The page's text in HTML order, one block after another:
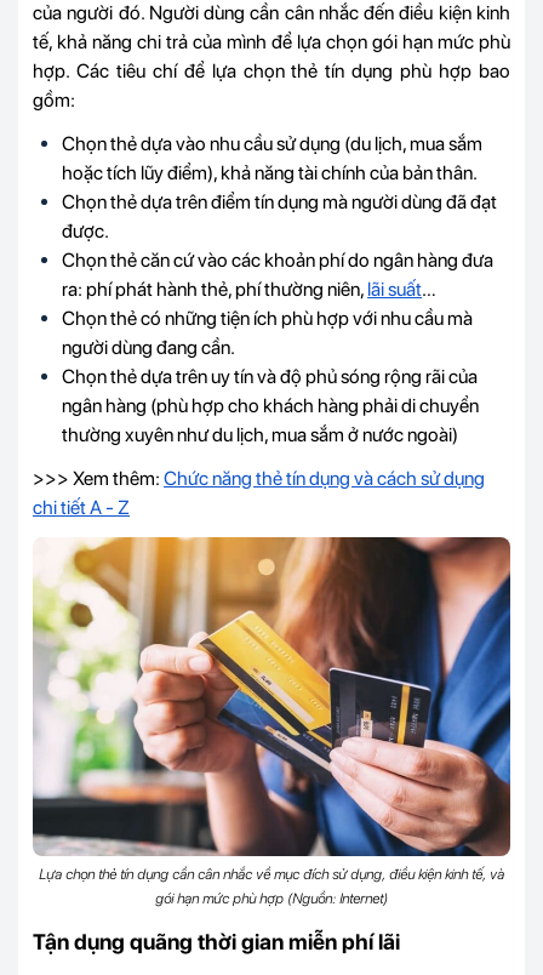
của người đó. Người dùng cần cân nhắc đến điều kiện kinh
tế, khả năng chi trả của mình để lựa chọn gói hạn mức phù
hợp. Các tiêu chí để lựa chọn thẻ tín dụng phù hợp bao
gồm:
Chọn thẻ dựa vào nhu cầu sử dụng (du lịch, mua sắm
hoặc tích lũy điểm), khả năng tài chính của bản thân.
Chọn thẻ dựa trên điểm tín dụng mà người dùng đã đạt
được.
Chọn thẻ căn cứ vào các khoản phí do ngân hàng đưa
ra: phí phát hành thẻ, phí thường niên, lãi suất…
Chọn thẻ có những tiện ích phù hợp với nhu cầu mà
người dùng đang cần.
Chọn thẻ dựa trên uy tín và độ phủ sóng rộng rãi của
ngân hàng (phù hợp cho khách hàng phải di chuyển
thường xuyên như du lịch, mua sắm ở nước ngoài)
>>> Xem thêm: Chức năng thẻ tín dụng và cách sử dụng
chi tiết A - Z
Lựa chọn thẻ tín dụng cần cân nhắc về mục đích sử dụng, điều kiện kinh tế, và
gói hạn mức phù hợp (Nguồn: Internet)
Tận dụng quãng thời gian miễn phí lãi